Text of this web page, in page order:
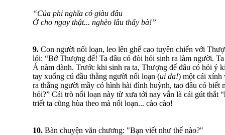
“Của phi nghĩa có giàu đâu
Ở cho ngay thật... nghèo lâu thấy bà!”
9. Con người nổi loạn, leo lên ghế cao tuyên chiến với
lói: “Bớ Thượng đế! Ta đâu có đòi hỏi sinh ra làm người.
Á nàm dành. Trước khi sinh ra ta, Thượng đế đâu có hỏi ý
tay xuống cú đầu thằng người nổi loạn (ui da!) một cái
ra thằng người mầy có hình hài đình huỳnh, tao đâu có biết
hỏi?” Cái trò nổi loạn này từ xưa tới nay vẫn là cái gút thắt
triết ta cũng hùa theo mà nổi loạn... cào cào!
10. Bàn chuyện văn chương: "Bạn viết như thế nào?"